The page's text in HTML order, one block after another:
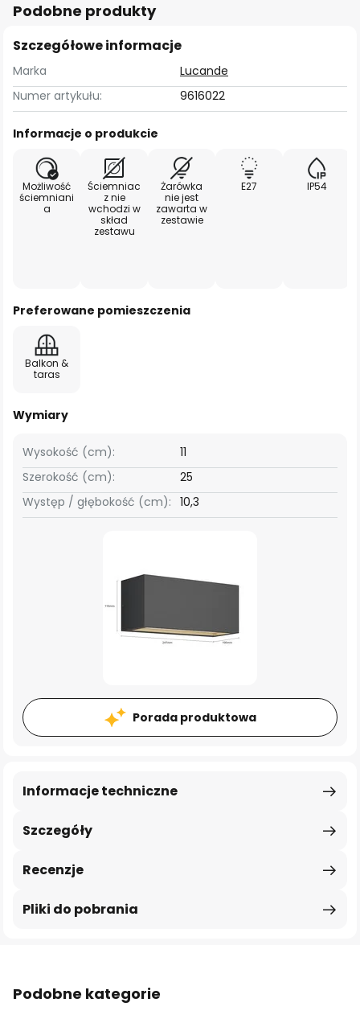
Podobne produkty
Szczegółowe informacje
Marka
Lucande
Numer artykułu:
9616022
Informacje o produkcie
Możliwość
ściemniani
a
Ściemniac
z nie
wchodzi w
skład
zestawu
Żarówka
nie jest
zawarta w
zestawie
E27 IP54
Preferowane pomieszczenia
Balkon &
taras
Wymiary
Szerokość (cm): 25
Wysokość (cm): 11
Występ / głębokość (cm): 10,3
Porada produktowa
Szczegóły
Informacje techniczne
Recenzje
Pliki do pobrania
Podobne kategorie